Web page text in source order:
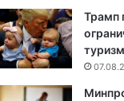
Трамп